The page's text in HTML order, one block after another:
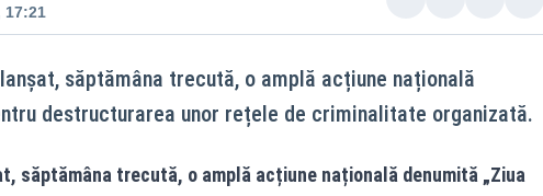
17:21
săptămâna trecută, o amplă acțiune națională
destructurarea unor rețele de criminalitate organizată.
săptămâna trecută, o amplă acțiune națională denumită „Ziua